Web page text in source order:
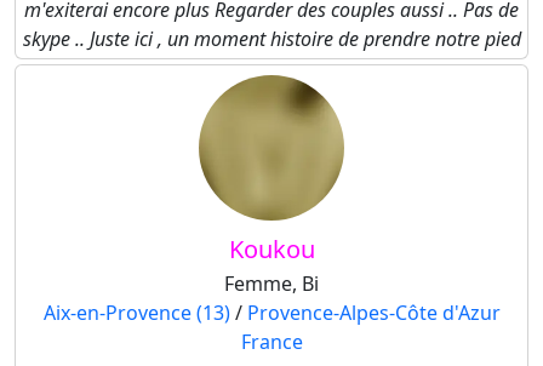
m'exiterai encore plus Regarder des couples aussi .. Pas de
skype .. Juste ici , un moment histoire de prendre notre pied
Koukou
Femme, Bi
Aix-en-Provence (13)/ Provence-Alpes-Côte d'Azur
France